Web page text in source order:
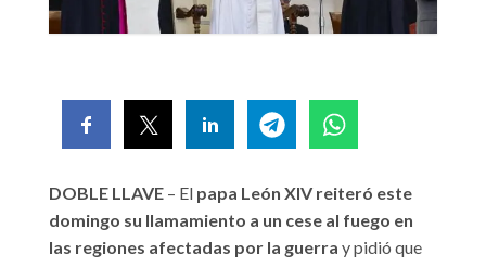
DOBLE LLAVE – El papa León XIV reiteró este
domingo su llamamiento a un cese al fuego en
las regiones afectadas por la guerra y pidió que